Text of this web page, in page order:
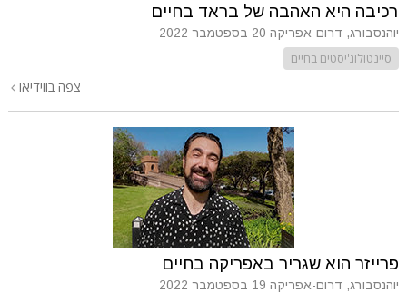
רכיבה היא האהבה של בראד בחיים
יוהנסבורג, דרום-אפריקה 20 בספטמבר 2022
סיינטולוג'יסטים בחיים
צפה בווידיאו
פרייזר הוא שגריר באפריקה בחיים
יוהנסבורג, דרום-אפריקה 19 בספטמבר 2022